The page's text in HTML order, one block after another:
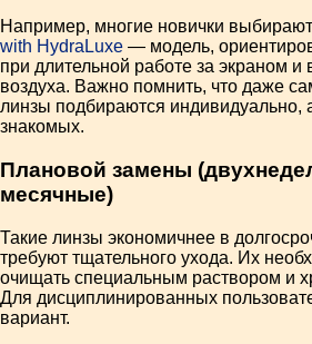
Например, многие новички выбирают
with HydraLuxe — модель,
при длительной работе за экраном и
воздуха. Важно помнить, что даже
линзы подбираются индивидуально,
знакомых.
Плановой замены
месячные)
Такие линзы экономичнее в
требуют тщательного ухода. Их
очищать специальным раствором и
Для дисциплинированных
вариант.